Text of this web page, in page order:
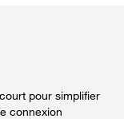
pour simplifier
connexion